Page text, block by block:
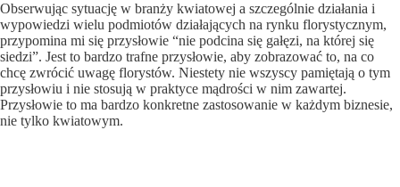
Obserwując sytuację w branży kwiatowej a szczególnie działania i
wypowiedzi wielu podmiotów działających na rynku florystycznym,
przypomina mi się przysłowie “nie podcina się gałęzi, na której się
siedzi”. Jest to bardzo trafne przysłowie, aby zobrazować to, na co
chcę zwrócić uwagę florystów. Niestety nie wszyscy pamiętają o tym
przysłowiu i nie stosują w praktyce mądrości w nim zawartej.
Przysłowie to ma bardzo konkretne zastosowanie w każdym biznesie,
nie tylko kwiatowym.